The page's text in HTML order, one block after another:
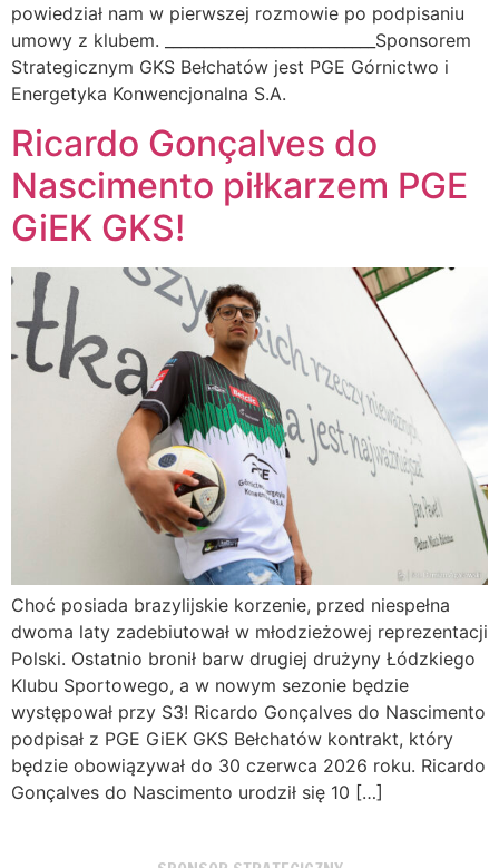
powiedział nam w pierwszej rozmowie po podpisaniu
umowy z klubem. ___________________________Sponsorem
Strategicznym GKS Bełchatów jest PGE Górnictwo i
Energetyka Konwencjonalna S.A.
Ricardo Gonçalves do
Nascimento piłkarzem PGE
GiEK GKS!
Choć posiada brazylijskie korzenie, przed niespełna
dwoma laty zadebiutował w młodzieżowej reprezentacji
Polski. Ostatnio bronił barw drugiej drużyny Łódzkiego
Klubu Sportowego, a w nowym sezonie będzie
występował przy S3! Ricardo Gonçalves do Nascimento
podpisał z PGE GiEK GKS Bełchatów kontrakt, który
będzie obowiązywał do 30 czerwca 2026 roku. Ricardo
Gonçalves do Nascimento urodził się 10 […]